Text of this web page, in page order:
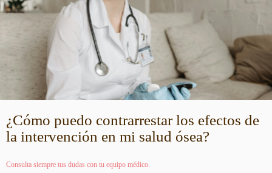
¿Cómo puedo contrarrestar los efectos de
la intervención en mi salud ósea?
Consulta siempre tus dudas con tu equipo médico.